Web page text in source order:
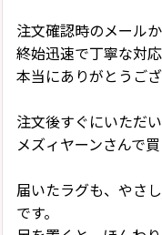
注文確認時のメールか
終始迅速で丁寧な対
本当にありがとうござ
注文後すぐにいただ
メズィヤーンさんで
届いたラグも、やさ
です。